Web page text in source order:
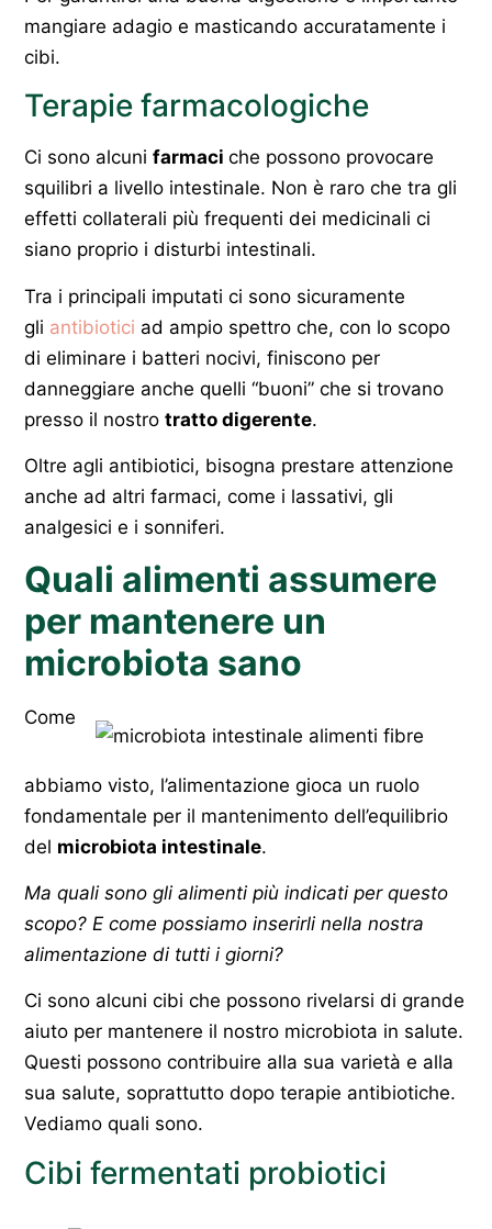
mangiare adagio e masticando accuratamente i
cibi.
Terapie farmacologiche
Ci sono alcuni farmaci che possono provocare
squilibri a livello intestinale. Non è raro che tra gli
effetti collaterali più frequenti dei medicinali ci
siano proprio i disturbi intestinali.
Tra i principali imputati ci sono sicuramente
gli antibiotici ad ampio spettro che, con lo scopo
di eliminare i batteri nocivi, finiscono per
danneggiare anche quelli “buoni” che si trovano
presso il nostro tratto digerente.
Oltre agli antibiotici, bisogna prestare attenzione
anche ad altri farmaci, come i lassativi, gli
analgesici e i sonniferi.
Quali alimenti assumere
per mantenere un
microbiota sano
Come
abbiamo visto, l’alimentazione gioca un ruolo
fondamentale per il mantenimento dell’equilibrio
del microbiota intestinale.
Ma quali sono gli alimenti più indicati per questo
scopo? E come possiamo inserirli nella nostra
alimentazione di tutti i giorni?
Ci sono alcuni cibi che possono rivelarsi di grande
aiuto per mantenere il nostro microbiota in salute.
Questi possono contribuire alla sua varietà e alla
sua salute, soprattutto dopo terapie antibiotiche.
Vediamo quali sono.
Cibi fermentati probiotici